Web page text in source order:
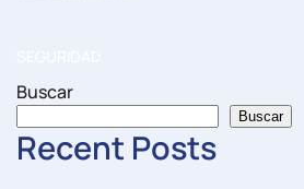
Buscar
Buscar
Recent Posts